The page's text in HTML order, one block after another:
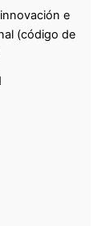
e
(código de